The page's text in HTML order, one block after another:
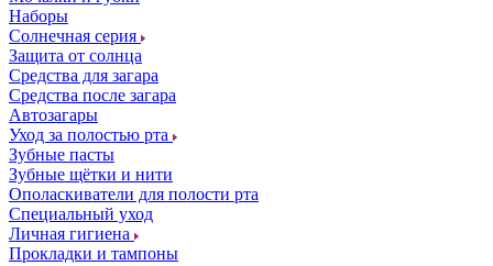
Наборы
Солнечная серия
Защита от солнца
Средства для загара
Средства после загара
Автозагары
Уход за полостью рта
Зубные пасты
Зубные щётки и нити
Ополаскиватели для полости рта
Специальный уход
Личная гигиена
Прокладки и тампоны